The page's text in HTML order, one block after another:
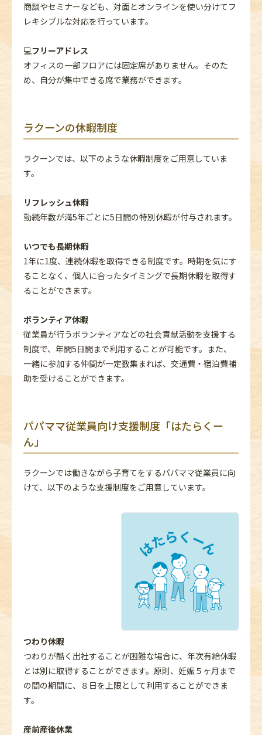
商談やセミナーなども、対面とオンラインを使い分けてフ
レキシブルな対応を行っています。
💻フリーアドレス
オフィスの一部フロアには固定席がありません。そのた
め、自分が集中できる席で業務ができます。
ラクーンの休暇制度
ラクーンでは、以下のような休暇制度をご用意していま
す。
リフレッシュ休暇
勤続年数が満5年ごとに5日間の特別休暇が付与されます。
いつでも長期休暇
1年に1度、連続休暇を取得できる制度です。時期を気にす
ることなく、個人に合ったタイミングで長期休暇を取得す
ることができます。
ボランティア休暇
従業員が行うボランティアなどの社会貢献活動を支援する
制度で、年間5日間まで利用することが可能です。また、
一緒に参加する仲間が一定数集まれば、交通費・宿泊費補
助を受けることができます。
パパママ従業員向け支援制度「はたらくー
ん」
ラクーンでは働きながら子育てをするパパママ従業員に向
けて、以下のような支援制度をご用意しています。
つわり休暇
つわりが酷く出社することが困難な場合に、年次有給休暇
とは別に取得することができます。原則、妊娠５ヶ月まで
の間の期間に、８日を上限として利用することができま
す。
産前産後休業